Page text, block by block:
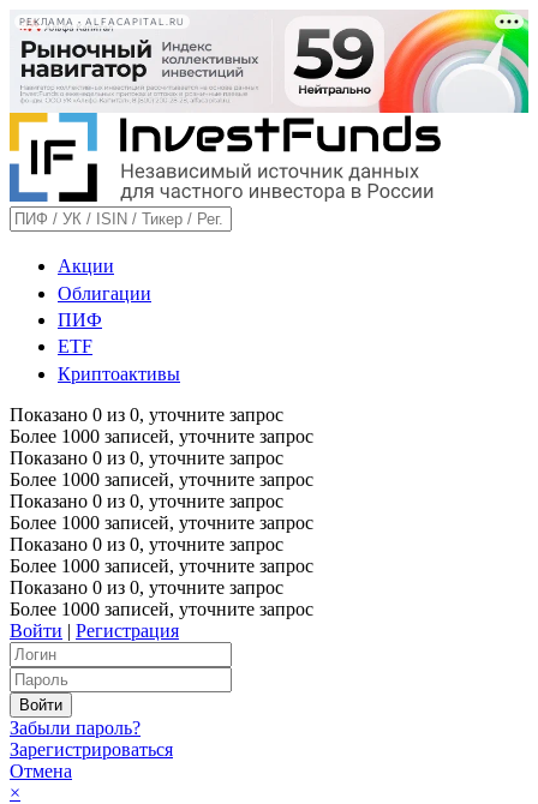
РЕКЛАМА • ALFACAPITAL.RU
Акции
Облигации
ПИФ
ETF
Криптоактивы
Показано 0 из 0, уточните запрос
Более 1000 записей, уточните запрос
Показано 0 из 0, уточните запрос
Более 1000 записей, уточните запрос
Показано 0 из 0, уточните запрос
Более 1000 записей, уточните запрос
Показано 0 из 0, уточните запрос
Более 1000 записей, уточните запрос
Показано 0 из 0, уточните запрос
Более 1000 записей, уточните запрос
Войти | Регистрация
Забыли пароль?
Зарегистрироваться
Отмена
×